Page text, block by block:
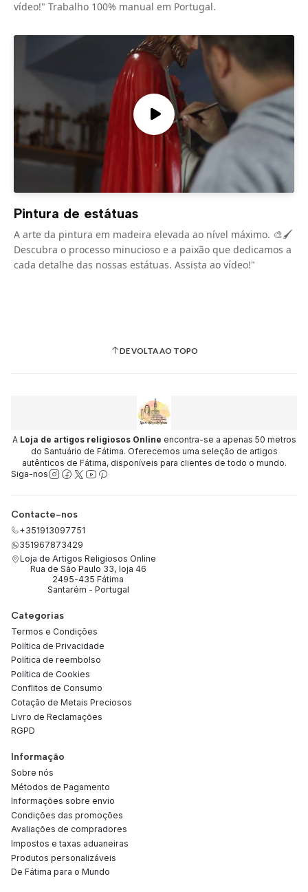
vídeo!" Trabalho 100% manual em Portugal.
Pintura de estátuas
A arte da pintura em madeira elevada ao nível máximo. 🎨🖌️
Descubra o processo minucioso e a paixão que dedicamos a
cada detalhe das nossas estátuas. Assista ao vídeo!"
DE VOLTA AO TOPO
A Loja de artigos religiosos Online encontra-se a apenas 50 metros
do Santuário de Fátima. Oferecemos uma seleção de artigos
autênticos de Fátima, disponíveis para clientes de todo o mundo.
Siga-nos
Contacte-nos
+351913097751
351967873429
Loja de Artigos Religiosos Online
Rua de São Paulo 33, loja 46
2495-435 Fátima
Santarém - Portugal
Categorias
Termos e Condições
Política de Privacidade
Política de reembolso
Política de Cookies
Conflitos de Consumo
Cotação de Metais Preciosos
Livro de Reclamações
RGPD
Informação
Sobre nós
Métodos de Pagamento
Informações sobre envio
Condições das promoções
Avaliações de compradores
Impostos e taxas aduaneiras
Produtos personalizáveis
De Fátima para o Mundo